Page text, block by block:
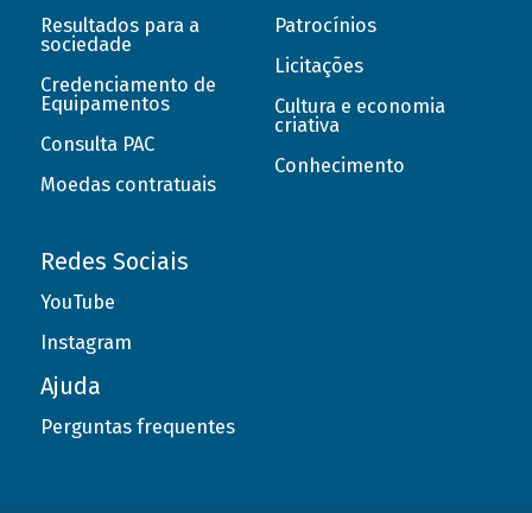
Resultados para a
sociedade
Credenciamento de
Equipamentos
Consulta PAC
Moedas contratuais
Patrocínios
Licitações
Cultura e economia
criativa
Conhecimento
Redes Sociais
YouTube
Instagram
Ajuda
Perguntas frequentes